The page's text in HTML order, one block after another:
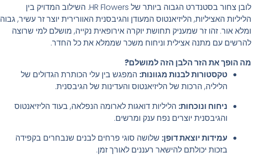
לובן צחור בסטנדרט הגבוה ביותר של HR Flowers. השילוב המדויק בין
הליליות האציליות, הליזיאנטוס המעודן והגיבסנית האוורירית יוצר זר עשיר, גבוה
ומלא אור. זהו זר שמעניק תחושת יוקרה אירופאית נקייה, מושלם למי שרוצה
להרשים עם מתנה אצילית וניחוח משכר שממלא את כל החדר.
מה הופך את הזר הלבן הזה למושלם?
טקסטורות לבנות מגוונות: המפגש בין עלי הכותרת הגדולים של
הליליה, הרכות של הליזיאנטוס והעדינות של הגיבסנית.
ניחוח ונוכחות: הליליות דואגות לארומה הנפלאה, בעוד הליזיאנטוס
והגיבסנית יוצרים נפח ענק ומרשים.
עמידות יוצאת דופן: שלושה סוגי פרחים לבנים שנבחרים בקפידה
בזכות יכולתם להישאר רעננים לאורך זמן.